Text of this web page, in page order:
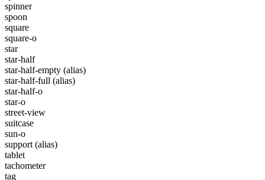
spinner
spoon
square
square-o
star
star-half
star-half-empty (alias)
star-half-full (alias)
star-half-o
star-o
street-view
suitcase
sun-o
support (alias)
tablet
tachometer
tag